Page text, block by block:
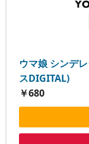
ウマ娘 シンデ
スDIGITAL)
￥680